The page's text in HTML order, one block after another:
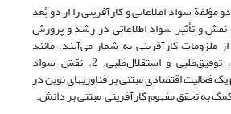
مؤلفة سواد اطلاعاتی و کارآفرینی را از دو بُعد
بررسی کرد: 1. نقش و تأثیر سواد اطلاعاتی در رشد و پرورش
ملزومات کارآفرینی به شمار می‌آیند، مانند
خلاقیت، مخاطره‌پذیری، توفیق‌طلبی و استقلال‌طلبی. 2. نقش سواد
یک فعالیت اقتصادی مبتنی بر فناوریهای نوین در
کمک به تحقق مفهوم کارآفرینی مبتنی بر دانش.